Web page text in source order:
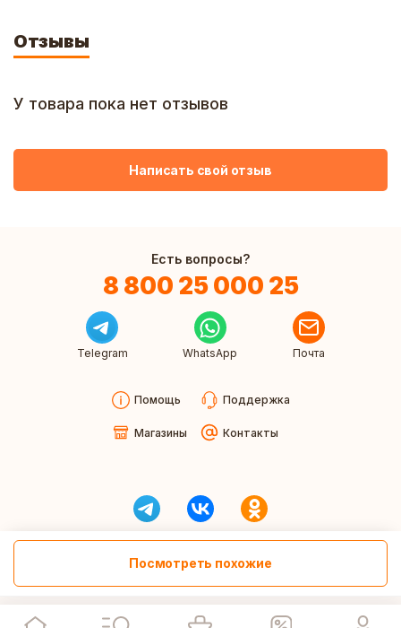
Посмотреть похожие
Отзывы
У товара пока нет отзывов
Написать свой отзыв
Есть вопросы?
8 800 25 000 25
Telegram WhatsApp Почта
Помощь Поддержка
Магазины Контакты